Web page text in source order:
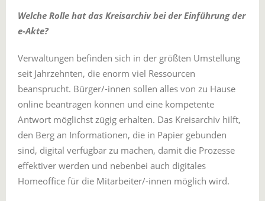
Welche Rolle hat das Kreisarchiv bei der Einführung der
e-Akte?
Verwaltungen befinden sich in der größten Umstellung
seit Jahrzehnten, die enorm viel Ressourcen
beansprucht. Bürger/-innen sollen alles von zu Hause
online beantragen können und eine kompetente
Antwort möglichst zügig erhalten. Das Kreisarchiv hilft,
den Berg an Informationen, die in Papier gebunden
sind, digital verfügbar zu machen, damit die Prozesse
effektiver werden und nebenbei auch digitales
Homeoffice für die Mitarbeiter/-innen möglich wird.